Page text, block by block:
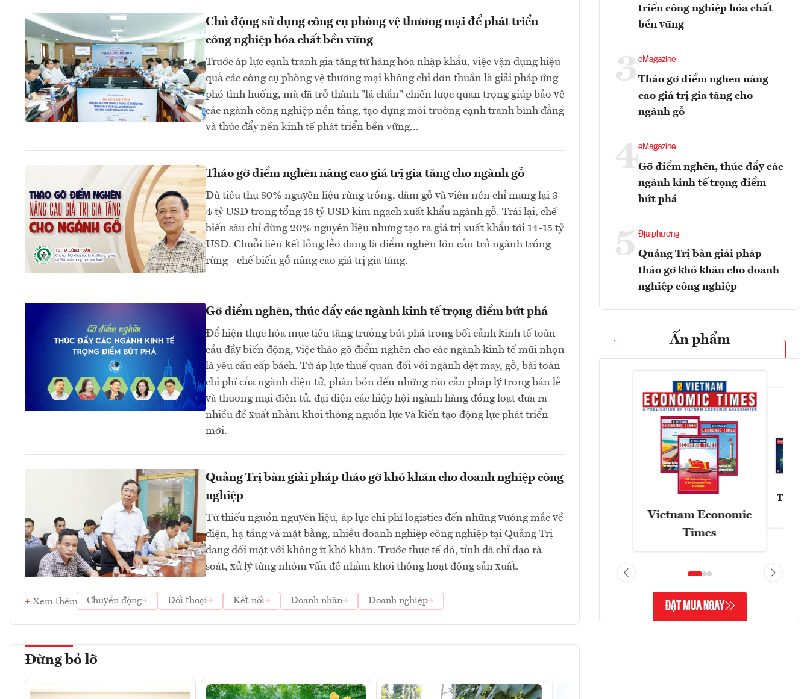
Chủ động sử dụng công cụ phòng vệ thương mại để phát triển
công nghiệp hóa chất bền vững
Trước áp lực cạnh tranh gia tăng từ hàng hóa nhập khẩu, việc vận dụng hiệu
quả các công cụ phòng vệ thương mại không chỉ đơn thuần là giải pháp ứng
phó tình huống, mà đã trở thành "lá chắn" chiến lược quan trọng giúp bảo vệ
các ngành công nghiệp nền tảng, tạo dựng môi trường cạnh tranh bình đẳng
và thúc đẩy nền kinh tế phát triển bền vững...
Tháo gỡ điểm nghẽn nâng cao giá trị gia tăng cho ngành gỗ
Dù tiêu thụ 80% nguyên liệu rừng trồng, dăm gỗ và viên nén chỉ mang lại 3-
4 tỷ USD trong tổng 18 tỷ USD kim ngạch xuất khẩu ngành gỗ. Trái lại, chế
biến sâu chỉ dùng 20% nguyên liệu nhưng tạo ra giá trị xuất khẩu tới 14-15 tỷ
USD. Chuỗi liên kết lỏng lẻo đang là điểm nghẽn lớn cản trở ngành trồng
rừng - chế biến gỗ nâng cao giá trị gia tăng.
Gỡ điểm nghẽn, thúc đẩy các ngành kinh tế trọng điểm bứt phá
Để hiện thực hóa mục tiêu tăng trưởng bứt phá trong bối cảnh kinh tế toàn
cầu đầy biến động, việc tháo gỡ điểm nghẽn cho các ngành kinh tế mũi nhọn
là yêu cầu cấp bách. Từ áp lực thuế quan đối với ngành dệt may, gỗ, bài toán
chi phí của ngành điện tử, phân bón đến những rào cản pháp lý trong bán lẻ
và thương mại điện tử, đại diện các hiệp hội ngành hàng đồng loạt đưa ra
nhiều đề xuất nhằm khơi thông nguồn lực và kiến tạo động lực phát triển
mới.
Quảng Trị bàn giải pháp tháo gỡ khó khăn cho doanh nghiệp công
nghiệp
Từ thiếu nguồn nguyên liệu, áp lực chi phí logistics đến những vướng mắc về
điện, hạ tầng và mặt bằng, nhiều doanh nghiệp công nghiệp tại Quảng Trị
đang đối mặt với không ít khó khăn. Trước thực tế đó, tỉnh đã chỉ đạo rà
soát, xử lý từng nhóm vấn đề nhằm khơi thông hoạt động sản xuất.
Xem thêm Chuyển động Đối thoại Kết nối Doanh nhân Doanh nghiệp
Đừng bỏ lỡ
triển công nghiệp hóa chất
bền vững
3 eMagazine
Tháo gỡ điểm nghẽn nâng
cao giá trị gia tăng cho
ngành gỗ
4eMagazine
Gỡ điểm nghẽn, thúc đẩy các
ngành kinh tế trọng điểm
bứt phá
5 Địa phương
Quảng Trị bàn giải pháp
tháo gỡ khó khăn cho doanh
nghiệp công nghiệp
Ấn phẩm
Vietnam Economic
Times
Tạp
ĐẶT MUA NGAY